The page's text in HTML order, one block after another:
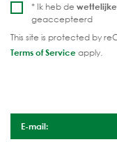
* Ik heb de
geaccepteerd
This site is protected by
Terms of Serviceapply.
E-mail: